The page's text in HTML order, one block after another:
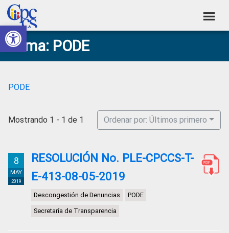
Abrir barra de herramientas
Skip
to
primary
navigation
Skip
to
main
content
Skip
to
primary
sidebar
Skip
to
footer
Consejo
de
Ciudadana
Control
Construyendo
Poder
Ciudadano
Tema: PODE
PODE
Mostrando 1 - 1 de 1 Ordenar por: Últimos primero
8
MAY
2019
RESOLUCIÓN No. PLE-CPCCS-T-
E-413-08-05-2019
Descongestión de Denuncias PODE
Secretaría de Transparencia